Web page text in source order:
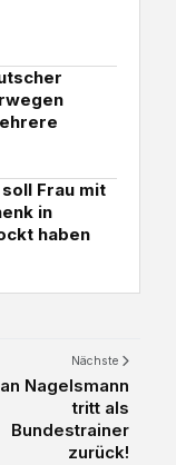
Frau mit
in
haben
Nächste
Nagelsmann
tritt als
Bundestrainer
zurück!